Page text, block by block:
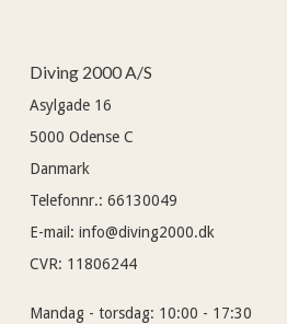
Diving 2000 A/S
Asylgade 16
5000 Odense C
Danmark
Telefonnr.: 66130049
E-mail : info@diving2000.dk
CVR: 11806244
Mandag - torsdag: 10:00 - 17:30